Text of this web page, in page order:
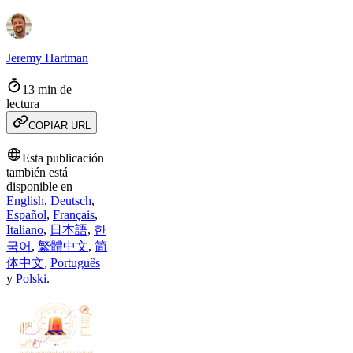
Jeremy Hartman
13 min de
lectura
COPIAR URL
Esta publicación
también está
disponible en
English, Deutsch,
Español, Français,
Italiano, 日本語, 한
국어 , 繁體中文, 简
体中文, Português
y Polski.